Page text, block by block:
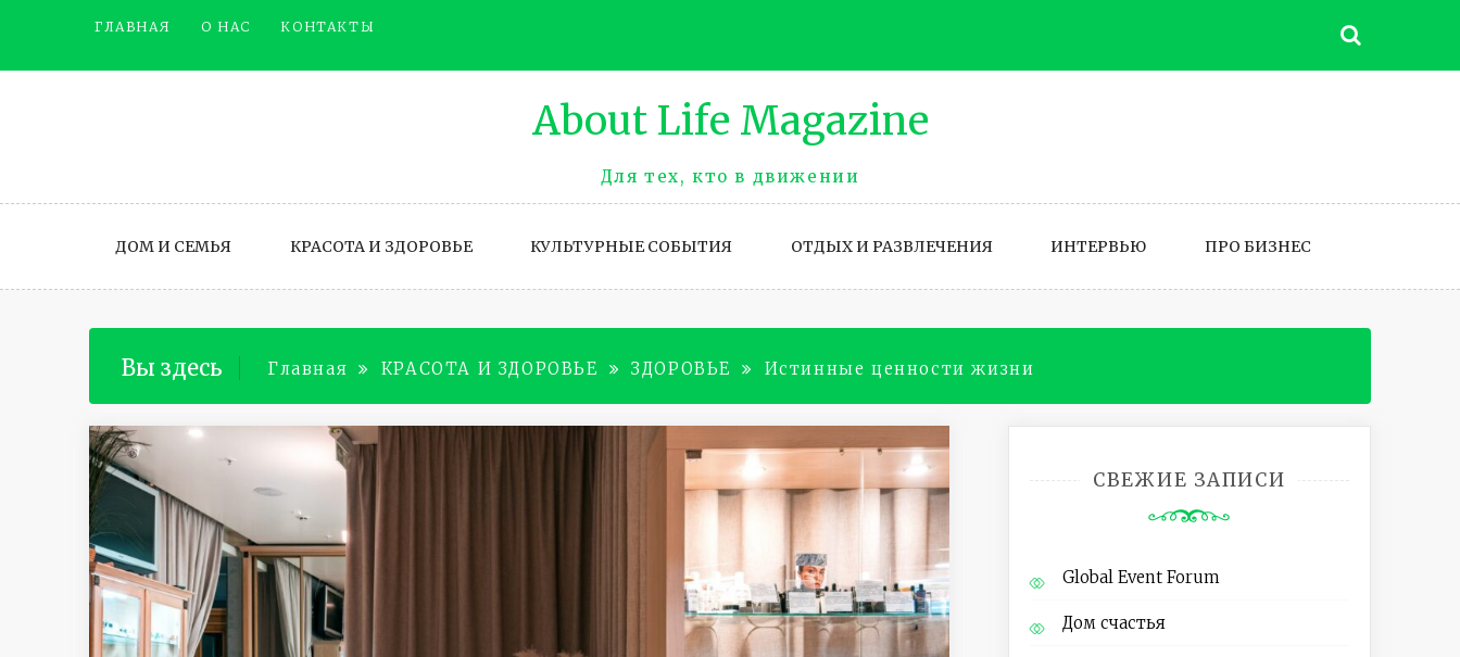
ГЛАВНАЯ О НАС КОНТАКТЫ
About Life Magazinе
Для тех, кто в движении
ДОМ И СЕМЬЯ КРАСОТА И ЗДОРОВЬЕ КУЛЬТУРНЫЕ СОБЫТИЯ ОТДЫХ И РАЗВЛЕЧЕНИЯ ИНТЕРВЬЮ ПРО БИЗНЕС
Вы здесь Главная КРАСОТА И ЗДОРОВЬЕ ЗДОРОВЬЕ Истинные ценности жизни
СВЕЖИЕ ЗАПИСИ
Global Event Forum
Дом счастья